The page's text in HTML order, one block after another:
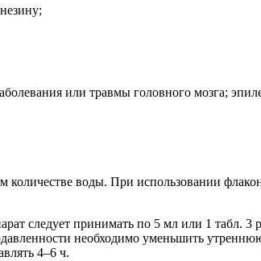
или травмы головного мозга;
воды. При использовании
следует принимать по 5 мл или 1 табл.
необходимо уменьшить
4–6 ч.